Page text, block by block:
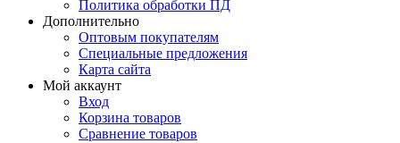
Политика обработки ПД
Дополнительно
Оптовым покупателям
Специальные предложения
Карта сайта
Мой аккаунт
Вход
Корзина товаров
Сравнение товаров